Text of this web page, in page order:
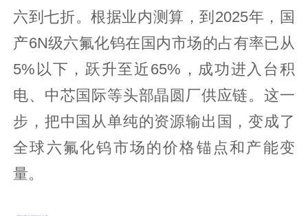
六到七折。根据业内测算，到2025年，国
产6N级六氟化钨在国内市场的占有率已从
5%以下，跃升至近65%，成功进入台积
电、中芯国际等头部晶圆厂供应链。这一
步，把中国从单纯的资源输出国，变成了
全球六氟化钨市场的价格锚点和产能变
量。